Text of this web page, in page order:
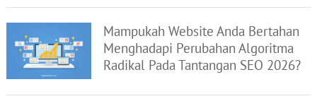
Mampukah Website Anda Bertahan
Menghadapi Perubahan Algoritma
Radikal Pada Tantangan SEO 2026?